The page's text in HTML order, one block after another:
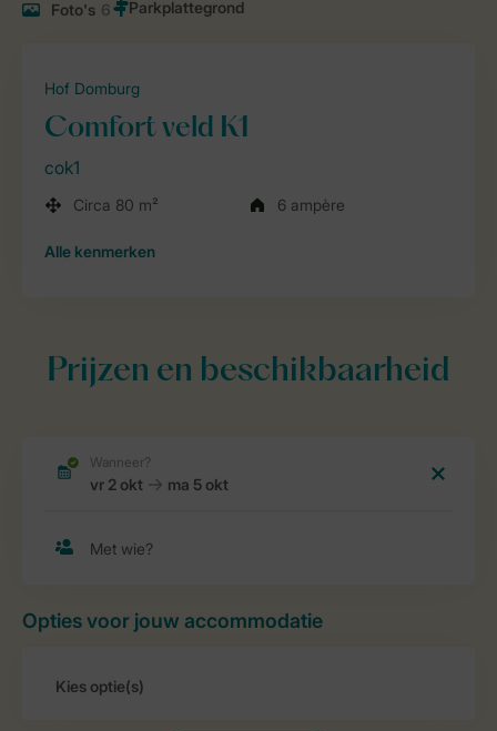
Foto's 6
Hof Domburg
Comfort veld K1
cok1
Circa 80 m² 6 ampère
Alle kenmerken
Prijzen en beschikbaarheid
Opties voor jouw accommodatie